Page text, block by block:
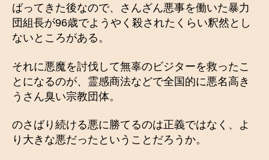
ばってきた後なので、さんざん悪事を働いた暴力
団組長が96歳でようやく殺されたくらい釈然とし
ないところがある。
それに悪魔を討伐して無辜のビジターを救ったこ
とになるのが、霊感商法などで全国的に悪名高き
うさん臭い宗教団体。
のさばり続ける悪に勝てるのは正義ではなく、よ
り大きな悪だったということだろうか。